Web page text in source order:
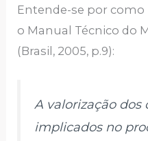
Entende-se por
o Manual Técnico do
(Brasil, 2005, p.9):
A valorização
implicados no